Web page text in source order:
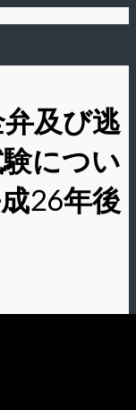
及び逃
につい
26年後